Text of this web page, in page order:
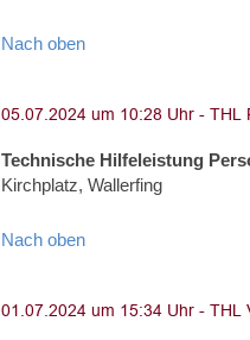
Nach oben
Technische Hilfeleistung
Kirchplatz, Wallerfing
Nach oben